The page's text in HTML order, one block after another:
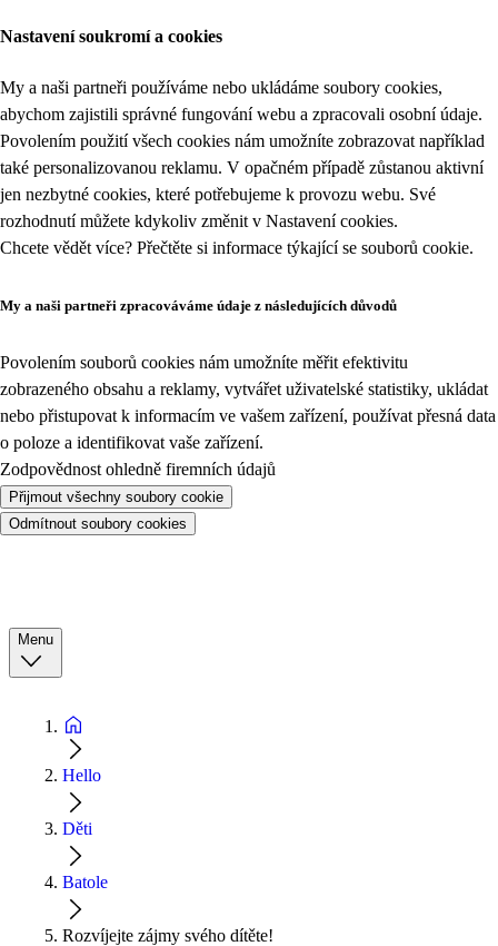
Nastavení soukromí a cookies
My a naši partneři používáme nebo ukládáme soubory cookies,
abychom zajistili správné fungování webu a zpracovali osobní údaje.
Povolením použití všech cookies nám umožníte zobrazovat například
také personalizovanou reklamu. V opačném případě zůstanou aktivní
jen nezbytné cookies, které potřebujeme k provozu webu. Své
rozhodnutí můžete kdykoliv změnit v Nastavení cookies.
Chcete vědět více? Přečtěte si informace týkající se souborů cookie.
My a naši partneři zpracováváme údaje z následujících důvodů
Povolením souborů cookies nám umožníte měřit efektivitu
zobrazeného obsahu a reklamy, vytvářet uživatelské statistiky, ukládat
nebo přistupovat k informacím ve vašem zařízení, používat přesná data
o poloze a identifikovat vaše zařízení.
Zodpovědnost ohledně firemních údajů
Přijmout všechny soubory cookie
Odmítnout soubory cookies
Menu
Hello
Děti
Batole
Rozvíjejte zájmy svého dítěte!